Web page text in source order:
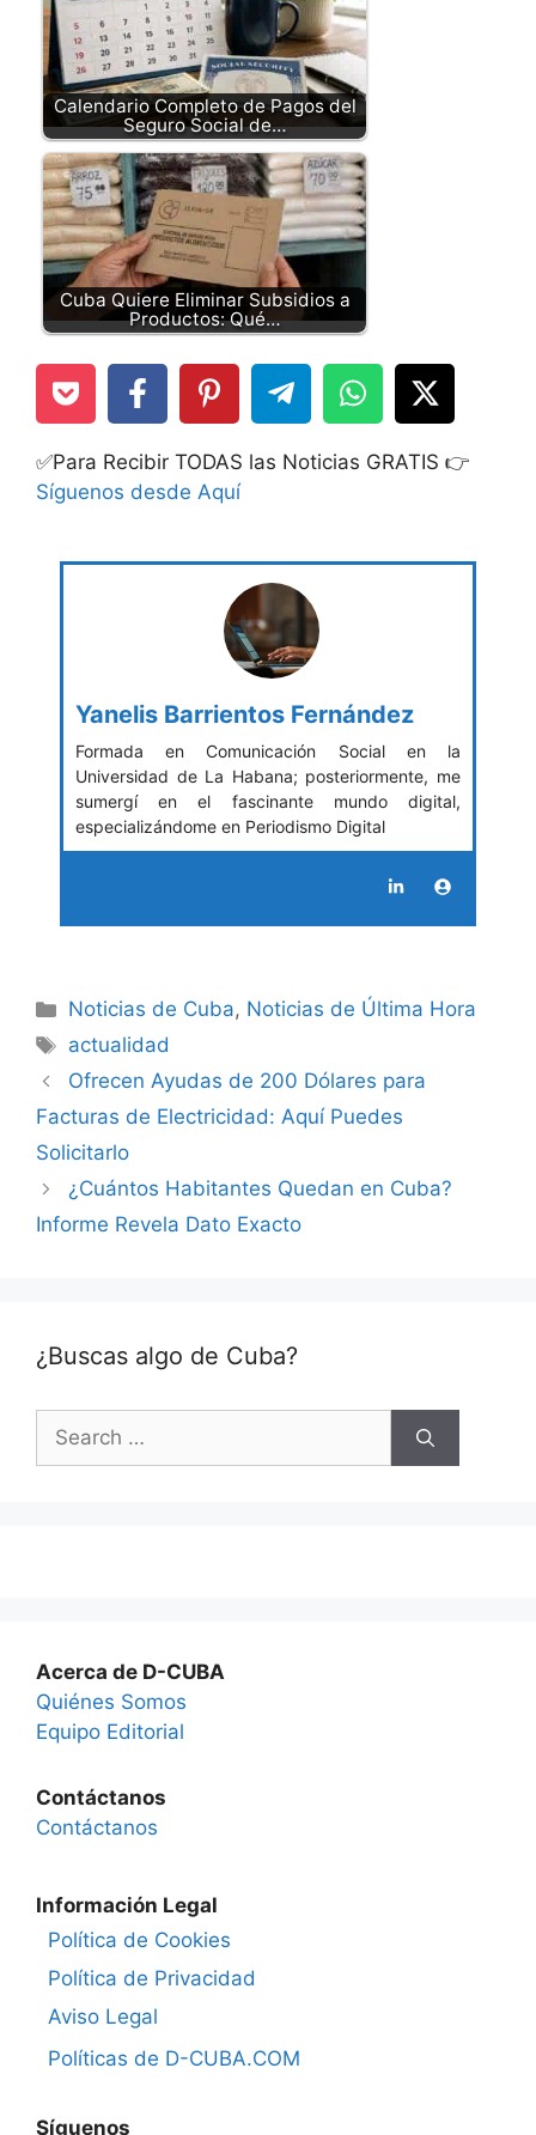
Calendario Completo de Pagos del
Seguro Social de…
Cuba Quiere Eliminar Subsidios a
Productos: Qué…
✅Para Recibir TODAS las Noticias GRATIS 👉
Síguenos desde Aquí
Yanelis Barrientos Fernández
Formada en Comunicación Social en la
Universidad de La Habana; posteriormente, me
sumergí en el fascinante mundo digital,
especializándome en Periodismo Digital
Categories
Noticias de Cuba, Noticias de Última Hora
Tags
actualidad
Ofrecen Ayudas de 200 Dólares para
Facturas de Electricidad: Aquí Puedes
Solicitarlo
¿Cuántos Habitantes Quedan en Cuba?
Informe Revela Dato Exacto
¿Buscas algo de Cuba?
Search
for:
Acerca de D-CUBA
Quiénes Somos
Equipo Editorial
Contáctanos
Contáctanos
Información Legal
Política de Cookies
Política de Privacidad
Aviso Legal
Políticas de D-CUBA.COM
Síguenos